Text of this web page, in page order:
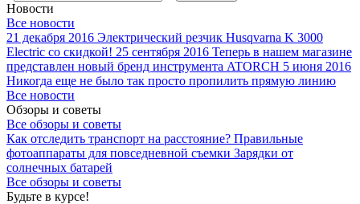
Новости
Все новости
21 декабря 2016 Электрический резчик Husqvarna K 3000
Electric со скидкой! 25 сентября 2016 Теперь в нашем магазине
представлен новый бренд инструмента ATORCH 5 июня 2016
Никогда еще не было так просто пропилить прямую линию
Все новости
Обзоры и советы
Все обзоры и советы
Как отследить транспорт на расстояние? Правильные
фотоаппараты для повседневной съемки Зарядки от
солнечных батарей
Все обзоры и советы
Будьте в курсе!